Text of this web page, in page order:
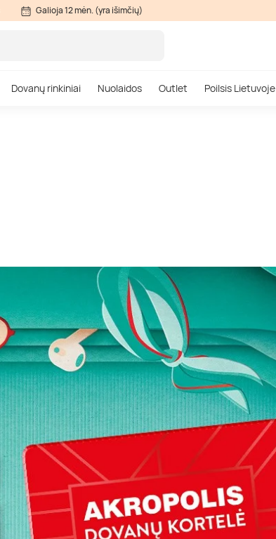
Galioja 12 mėn. (yra išimčių)
Dovanų rinkiniai Nuolaidos Outlet Poilsis Lietuvoje